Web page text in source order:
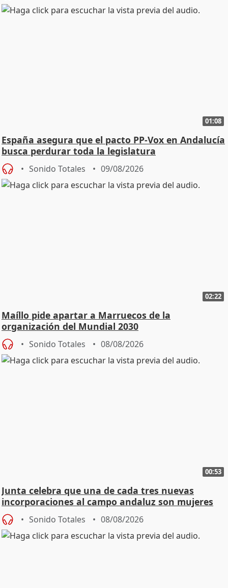
01:08
España asegura que el pacto PP-Vox en Andalucía
busca perdurar toda la legislatura
Sonido Totales 09/08/2026
02:22
Maíllo pide apartar a Marruecos de la
organización del Mundial 2030
Sonido Totales 08/08/2026
00:53
Junta celebra que una de cada tres nuevas
incorporaciones al campo andaluz son mujeres
jóvenes
Sonido Totales 08/08/2026